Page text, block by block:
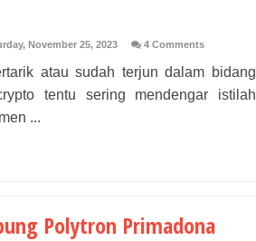
November 25, 2023 4 Comments
atau sudah terjun dalam bidang
tentu sering mendengar istilah
...
Polytron Primadona